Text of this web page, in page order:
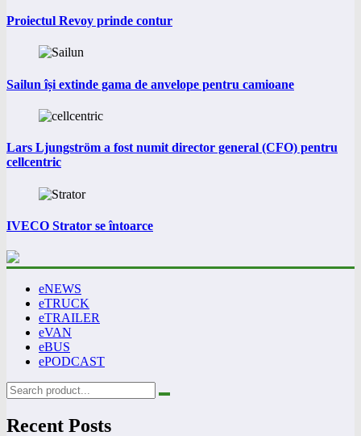
Proiectul Revoy prinde contur
Sailun își extinde gama de anvelope pentru camioane
Lars Ljungström a fost numit director general (CFO) pentru
cellcentric
IVECO Strator se întoarce
eNEWS
eTRUCK
eTRAILER
eVAN
eBUS
ePODCAST
Recent Posts